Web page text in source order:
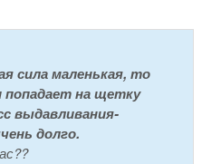
сила маленькая, то
попадает на щетку
выдавливания-
долго.